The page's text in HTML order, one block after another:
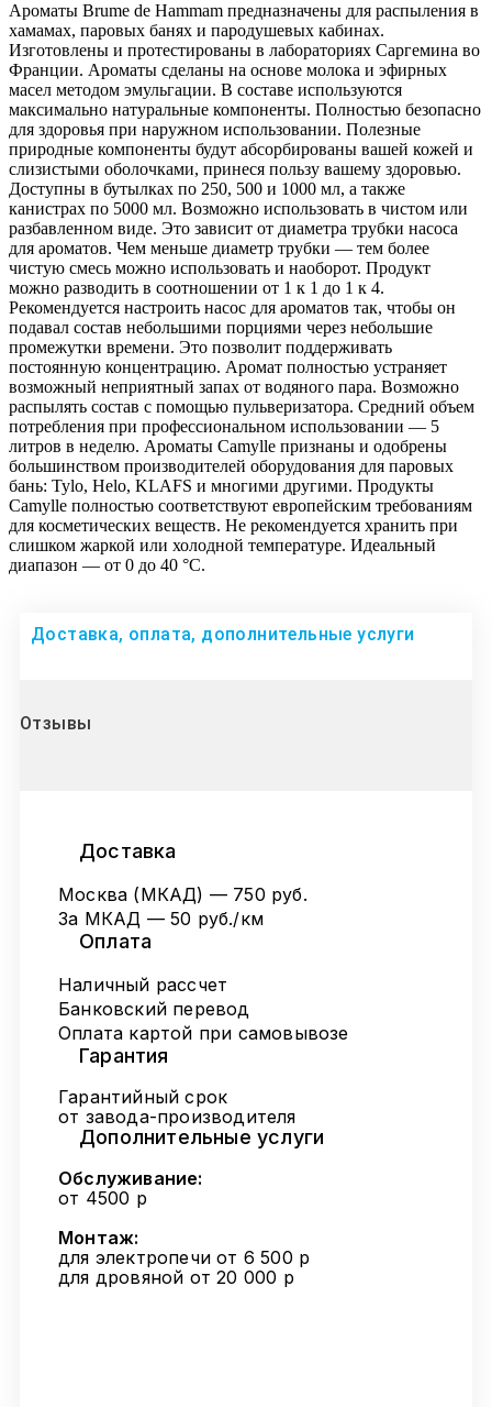
Ароматы Brume de Hammam предназначены для распыления в
хамамах, паровых банях и пародушевых кабинах.
Изготовлены и протестированы в лабораториях Саргемина во
Франции. Ароматы сделаны на основе молока и эфирных
масел методом эмульгации. В составе используются
максимально натуральные компоненты. Полностью безопасно
для здоровья при наружном использовании. Полезные
природные компоненты будут абсорбированы вашей кожей и
слизистыми оболочками, принеся пользу вашему здоровью.
Доступны в бутылках по 250, 500 и 1000 мл, а также
канистрах по 5000 мл. Возможно использовать в чистом или
разбавленном виде. Это зависит от диаметра трубки насоса
для ароматов. Чем меньше диаметр трубки — тем более
чистую смесь можно использовать и наоборот. Продукт
можно разводить в соотношении от 1 к 1 до 1 к 4.
Рекомендуется настроить насос для ароматов так, чтобы он
подавал состав небольшими порциями через небольшие
промежутки времени. Это позволит поддерживать
постоянную концентрацию. Аромат полностью устраняет
возможный неприятный запах от водяного пара. Возможно
распылять состав с помощью пульверизатора. Средний объем
потребления при профессиональном использовании — 5
литров в неделю. Ароматы Camylle признаны и одобрены
большинством производителей оборудования для паровых
бань: Tylo, Helo, KLAFS и многими другими. Продукты
Camylle полностью соответствуют европейским требованиям
для косметических веществ. Не рекомендуется хранить при
слишком жаркой или холодной температуре. Идеальный
диапазон — от 0 до 40 °C.
Доставка, оплата, дополнительные услуги
Отзывы
Доставка
Москва (МКАД) — 750 руб.
За МКАД — 50 руб./км
Оплата
Наличный рассчет
Банковский перевод
Оплата картой при самовывозе
Гарантия
Гарантийный срок
от завода-производителя
Дополнительные услуги
Обслуживание:
от 4500 р
Монтаж:
для электропечи от 6 500 р
для дровяной от 20 000 р